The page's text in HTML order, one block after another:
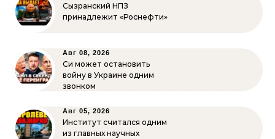
Сызранский НПЗ
принадлежит «Роснефти»
Авг 08, 2026
Си может остановить
войну в Украине одним
звонком
Авг 05, 2026
Институт считался одним
из главных научных